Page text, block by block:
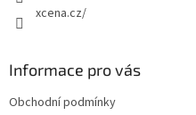
xcena.cz/
Informace pro vás
Obchodní podmínky